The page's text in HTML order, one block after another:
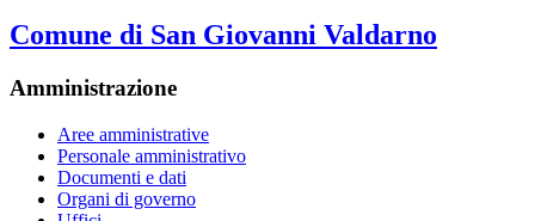
Comune di San Giovanni Valdarno
Amministrazione
Aree amministrative
Personale amministrativo
Documenti e dati
Organi di governo